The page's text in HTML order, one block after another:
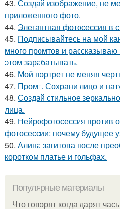
43. Создай изображение, не
приложенного фото.
44. Элегантная фотосессия в
45. Подписывайтесь на мой
много промтов и рассказываю
этом зарабатывать.
46. Мой портрет не меняя
47. Промт. Сохрани лицо и
48. Создай стильное
лица.
49. Нейрофотосессия против
фотосессии: почему будущее
50. Алина загитова после
коротком платье и гольфах.
Популярные материалы
Что говорят когда дарят